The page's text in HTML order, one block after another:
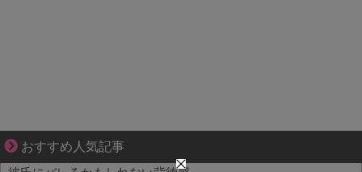
おすすめ人気記事
爽やか青年に忍び寄るストーカー疑惑